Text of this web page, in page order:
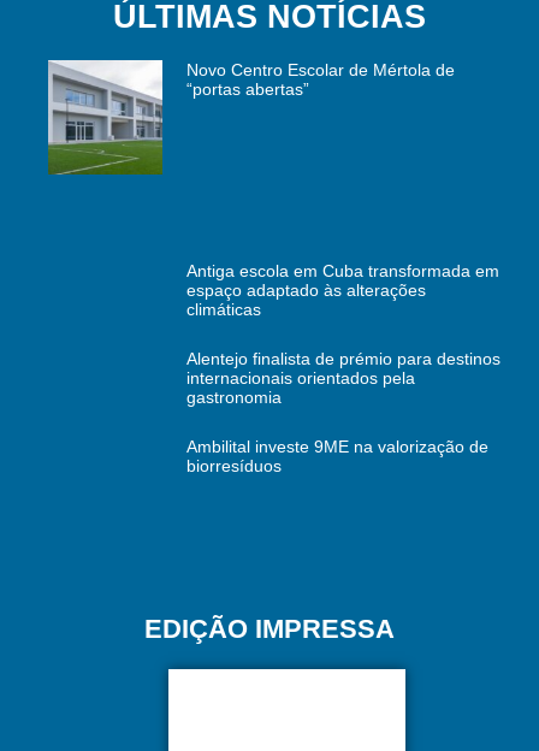
ÚLTIMAS NOTÍCIAS
Novo Centro Escolar de Mértola de
“portas abertas”
Antiga escola em Cuba transformada em
espaço adaptado às alterações
climáticas
Alentejo finalista de prémio para destinos
internacionais orientados pela
gastronomia
Ambilital investe 9ME na valorização de
biorresíduos
EDIÇÃO IMPRESSA